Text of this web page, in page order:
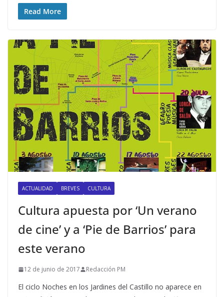
Read More
ACTUALIDAD BREVES CULTURA
Cultura apuesta por ‘Un verano
de cine’ y a ‘Pie de Barrios’ para
este verano
12 de junio de 2017 Redacción PM
El ciclo Noches en los Jardines del Castillo no aparece en